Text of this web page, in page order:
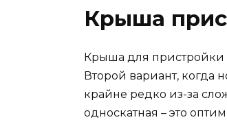
Крыша
Крыша для пристройки
Второй вариант, когда
крайне редко из-за
односкатная – это